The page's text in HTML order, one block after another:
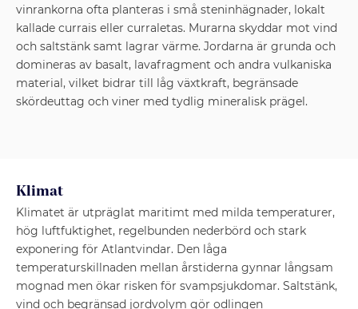
vinrankorna ofta planteras i små steninhägnader, lokalt
kallade currais eller curraletas. Murarna skyddar mot vind
och saltstänk samt lagrar värme. Jordarna är grunda och
domineras av basalt, lavafragment och andra vulkaniska
material, vilket bidrar till låg växtkraft, begränsade
skördeuttag och viner med tydlig mineralisk prägel.
Klimat
Klimatet är utpräglat maritimt med milda temperaturer,
hög luftfuktighet, regelbunden nederbörd och stark
exponering för Atlantvindar. Den låga
temperaturskillnaden mellan årstiderna gynnar långsam
mognad men ökar risken för svampsjukdomar. Saltstänk,
vind och begränsad jordvolym gör odlingen